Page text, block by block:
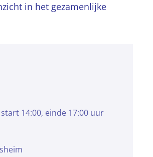
in het gezamenlijke
14:00, einde 17:00 uur